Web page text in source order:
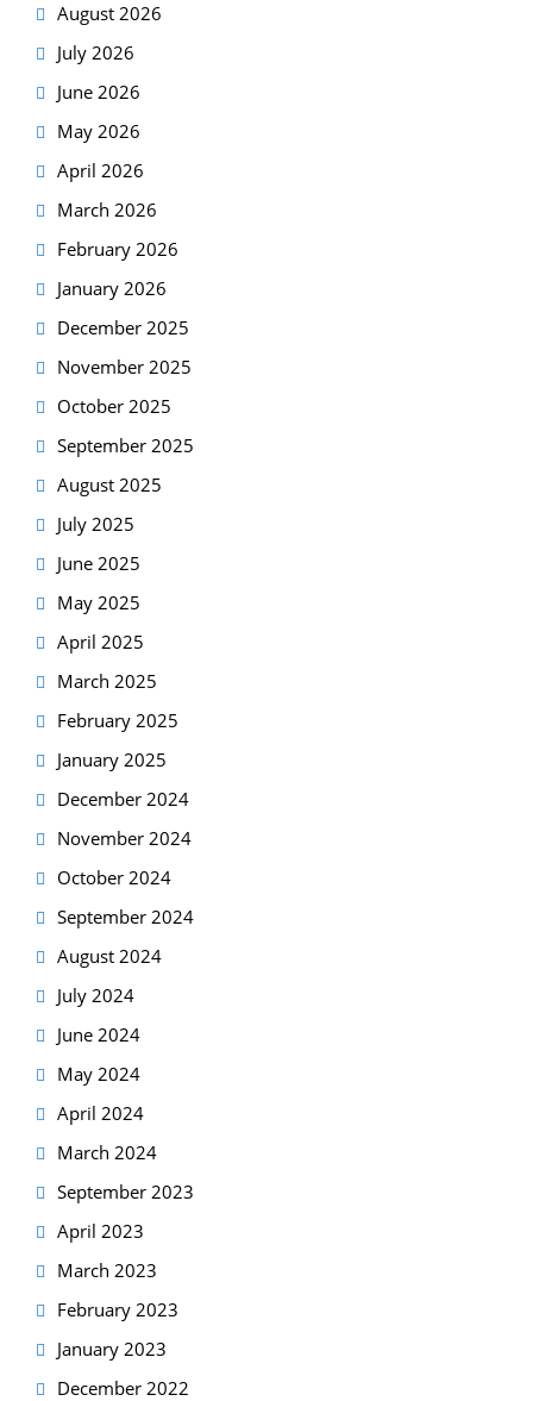
August 2026
July 2026
June 2026
May 2026
April 2026
March 2026
February 2026
January 2026
December 2025
November 2025
October 2025
September 2025
August 2025
July 2025
June 2025
May 2025
April 2025
March 2025
February 2025
January 2025
December 2024
November 2024
October 2024
September 2024
August 2024
July 2024
June 2024
May 2024
April 2024
March 2024
September 2023
April 2023
March 2023
February 2023
January 2023
December 2022